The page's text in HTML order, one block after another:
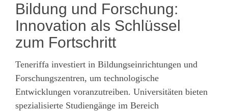
Bildung und Forschung:
Innovation als Schlüssel
zum Fortschritt
Teneriffa investiert in Bildungseinrichtungen und
Forschungszentren, um technologische
Entwicklungen voranzutreiben. Universitäten bieten
spezialisierte Studiengänge im Bereich